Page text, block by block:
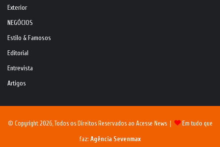
Exterior
NEGÓCIOS
Estilo & Famosos
Editorial
Entrevista
Artigos
© Copyright 2026, Todos os Direitos Reservados ao Acesse News | Em tudo que
faz: Agência Sevenmax